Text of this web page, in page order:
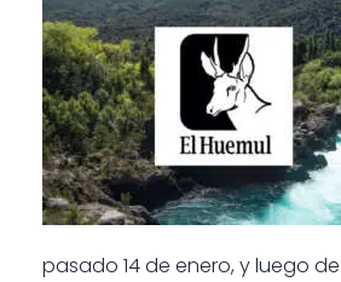
pasado 14 de enero, y luego